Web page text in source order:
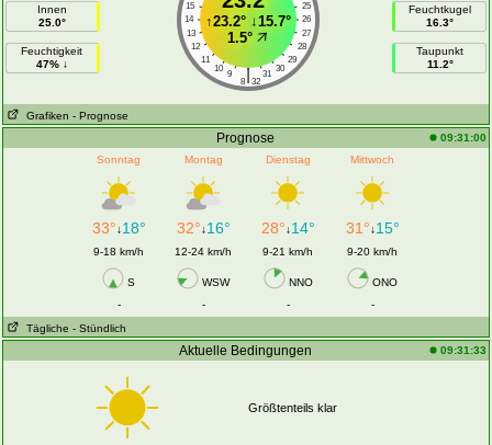
Innen
25.0°
Feuchtigkeit
47% ↓
15
25
14
26
13
27
12
28
11
29
10
30
9 31
|
8 32
↑23.2°↓15.7°
1.5°
Feuchtkugel
16.3°
Taupunkt
11.2°
Grafiken - Prognose
Prognose
09:31:00
Sonntag
Montag Dienstag Mittwoch
33°↓18° 32°↓16° 28°↓14° 31°↓15°
9-18 km/h 12-24 km/h 9-21 km/h 9-20 km/h
S WSW NNO
ONO
-
- -
-
Tägliche - Stündlich
Aktuelle Bedingungen 09:31:33
Größtenteils klar